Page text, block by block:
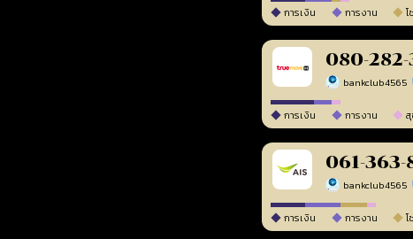
การเงิน การงาน
080-
bankclub4565
การเงิน การงาน
061-363-
bankclub4565
การเงิน การงาน